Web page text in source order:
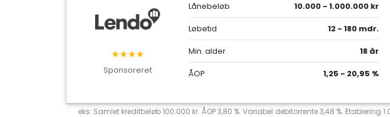
★★★★
Sponsoreret
Lånebeløb
10.000 - 1.000.000 kr
Løbetid
12 - 180 mdr.
Min. alder
18 år
ÅOP
1,25 - 20,95 %
eks: Samlet kreditbeløb 100.000 kr. ÅOP 3,80 %. Variabel debitorrente 3,48 %.